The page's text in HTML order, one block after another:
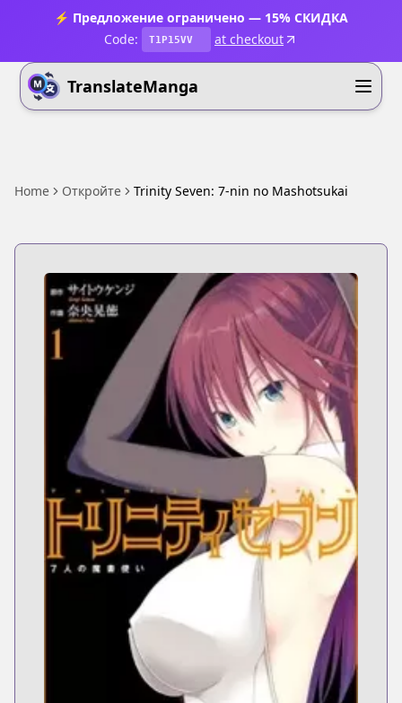
⚡ Предложение ограничено — 15% СКИДКА
Code:
T1P15VV at checkout
TranslateManga
Home Откройте Trinity Seven: 7-nin no Mashotsukai